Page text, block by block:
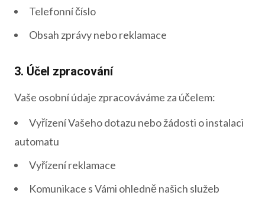
Telefonní číslo
Obsah zprávy nebo reklamace
3. Účel zpracování
Vaše osobní údaje zpracováváme za účelem:
Vyřízení Vašeho dotazu nebo žádosti o instalaci
automatu
Vyřízení reklamace
Komunikace s Vámi ohledně našich služeb